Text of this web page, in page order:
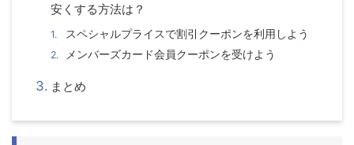
安くする方法は？
スペシャルプライスで割引クーポンを利用しよう
メンバーズカード会員クーポンを受けよう
まとめ